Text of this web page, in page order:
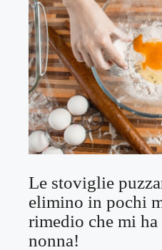
Le stoviglie
elimino in pochi
rimedio che mi
nonna!